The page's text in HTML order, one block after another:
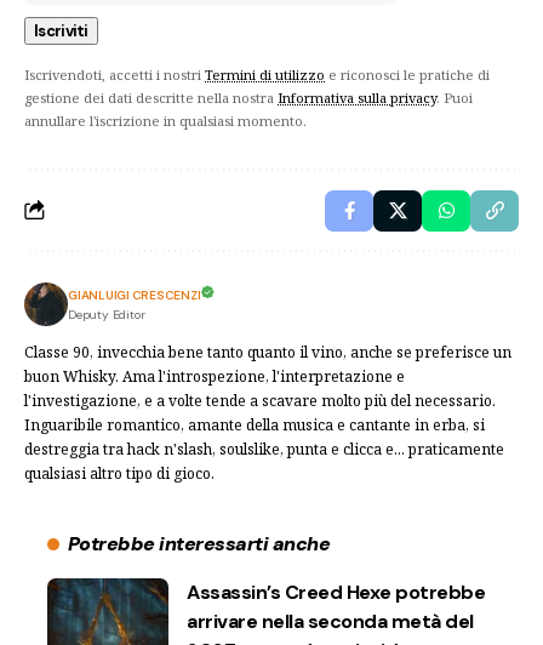
Iscrivendoti, accetti i nostri Termini di utilizzo e riconosci le pratiche di
gestione dei dati descritte nella nostra Informativa sulla privacy. Puoi
annullare l'iscrizione in qualsiasi momento.
GIANLUIGI CRESCENZI
Deputy Editor
Classe 90, invecchia bene tanto quanto il vino, anche se preferisce un
buon Whisky. Ama l'introspezione, l'interpretazione e
l'investigazione, e a volte tende a scavare molto più del necessario.
Inguaribile romantico, amante della musica e cantante in erba, si
destreggia tra hack n'slash, soulslike, punta e clicca e... praticamente
qualsiasi altro tipo di gioco.
Potrebbe interessarti anche
Assassin’s Creed Hexe potrebbe
arrivare nella seconda metà del